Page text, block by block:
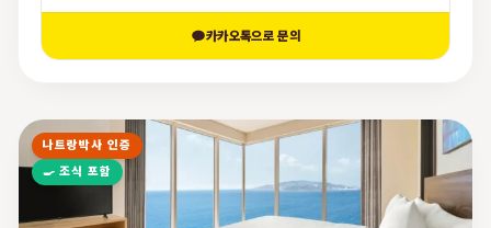
카카오톡으로 문의
나트랑박사 인증
🍳 조식 포함